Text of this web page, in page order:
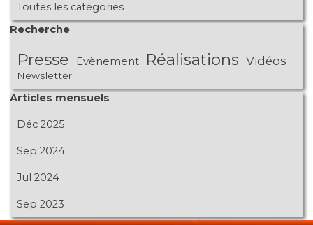
Toutes les catégories
Sauter le bloc Recherche
Recherche
Presse Evènement Réalisations Vidéos
Newsletter
Sauter le bloc Articles mensuels
Articles mensuels
Déc 2025
Sep 2024
Jul 2024
Sep 2023